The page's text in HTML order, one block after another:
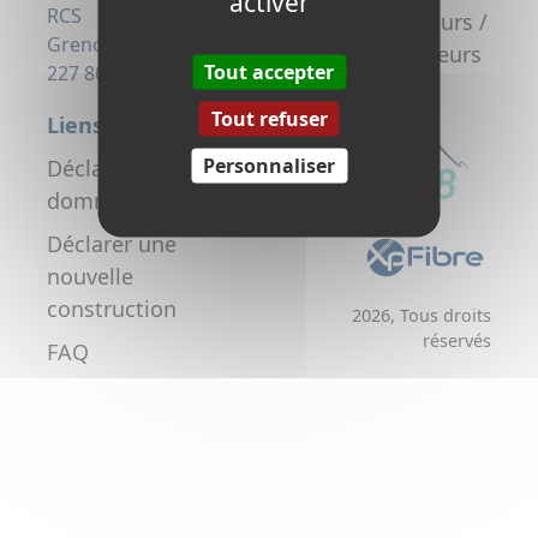
RCS
Grenoble 823
227 806
la fibre
Promoteurs /
Aménageurs
Liens utiles
Déclarer un
dommage réseau
Déclarer une
nouvelle
construction
FAQ
2026, Tous droits
réservés
Tout accepter
Tout refuser
Personnaliser